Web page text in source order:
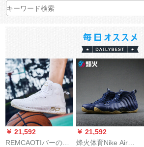
￥ 21,592
REMCAOTIバーの靴
￥ 21,592
烽火体育Nike Air